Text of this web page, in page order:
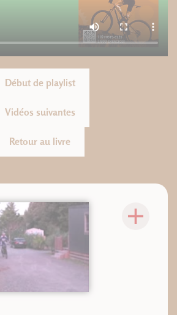
Début de playlist
Vidéos suivantes
Retour au livre